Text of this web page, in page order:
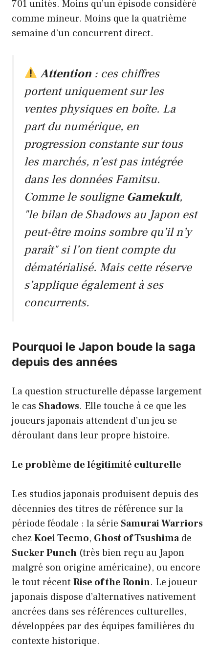
701 unités. Moins qu’un épisode considéré
comme mineur. Moins que la quatrième
semaine d’un concurrent direct.
Attention : ces chiffres
portent uniquement sur les
ventes physiques en boîte. La
part du numérique, en
progression constante sur tous
les marchés, n’est pas intégrée
dans les données Famitsu.
Comme le souligne Gamekult,
"le bilan de Shadows au Japon est
peut-être moins sombre qu’il n’y
paraît" si l’on tient compte du
dématérialisé. Mais cette réserve
s’applique également à ses
concurrents.
Pourquoi le Japon boude la saga
depuis des années
La question structurelle dépasse largement
le cas Shadows. Elle touche à ce que les
joueurs japonais attendent d’un jeu se
déroulant dans leur propre histoire.
Le problème de légitimité culturelle
Les studios japonais produisent depuis des
décennies des titres de référence sur la
période féodale : la série Samurai Warriors
chezKoei Tecmo, Ghost of Tsushimade
Sucker Punch (très bien reçu au Japon
malgré son origine américaine), ou encore
le tout récent Rise of the Ronin. Le joueur
japonais dispose d’alternatives nativement
ancrées dans ses références culturelles,
développées par des équipes familières du
contexte historique.